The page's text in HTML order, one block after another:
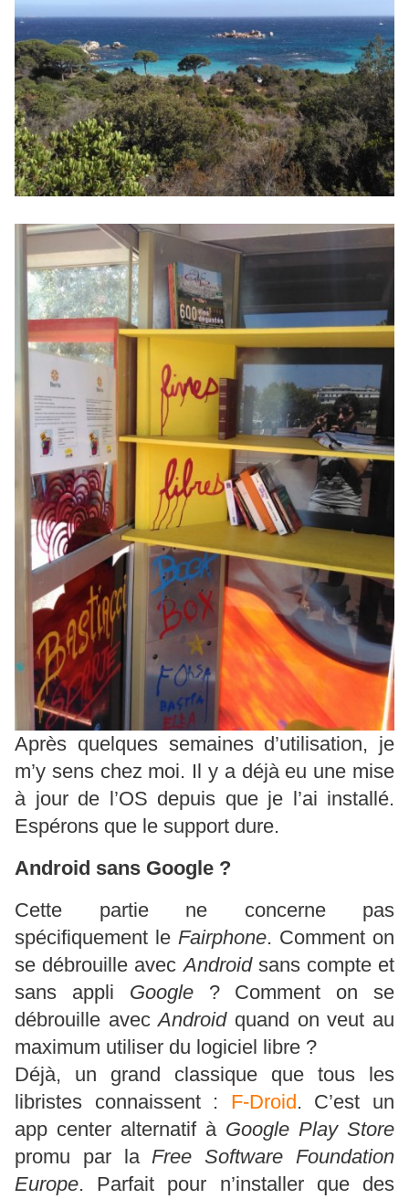
Après quelques semaines d’utilisation, je
m’y sens chez moi. Il y a déjà eu une mise
à jour de l’OS depuis que je l’ai installé.
Espérons que le support dure.
Android sans Google ?
Cette partie ne concerne pas
spécifiquement le Fairphone. Comment on
se débrouille avecAndroidsans compte et
sans appli Google? Comment on se
débrouille avecAndroidquand on veut au
maximum utiliser du logiciel libre ?
Déjà, un grand classique que tous les
libristes connaissent : F-Droid . C’est un
app center alternatif à Google Play Store
promu par laFree Software Foundation
Europe. Parfait pour n’installer que des